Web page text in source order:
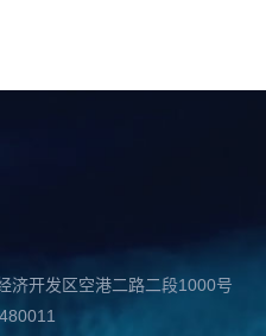
济开发区空港二路二段1000号